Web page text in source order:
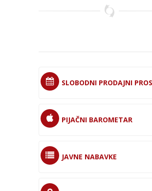
SLOBODNI PRODAJNI
PIJAČNI BAROMETAR
JAVNE NABAVKE